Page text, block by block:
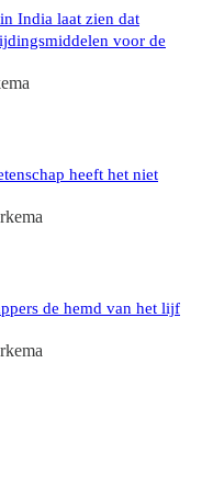
India laat zien dat
voor de
heeft het niet
de hemd van het lijf